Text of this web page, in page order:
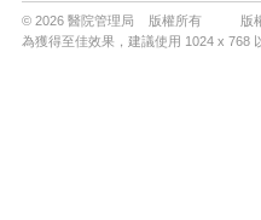
© 2026 醫院管理局 版權所有 版
為獲得至佳效果，建議使用 1024 x 768